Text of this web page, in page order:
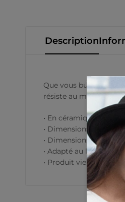
Description
Que vous buviez
résiste au micro-
• En céramique
• Dimensions de la
• Dimensions de la
• Adapté au lave-
• Produit vierge en